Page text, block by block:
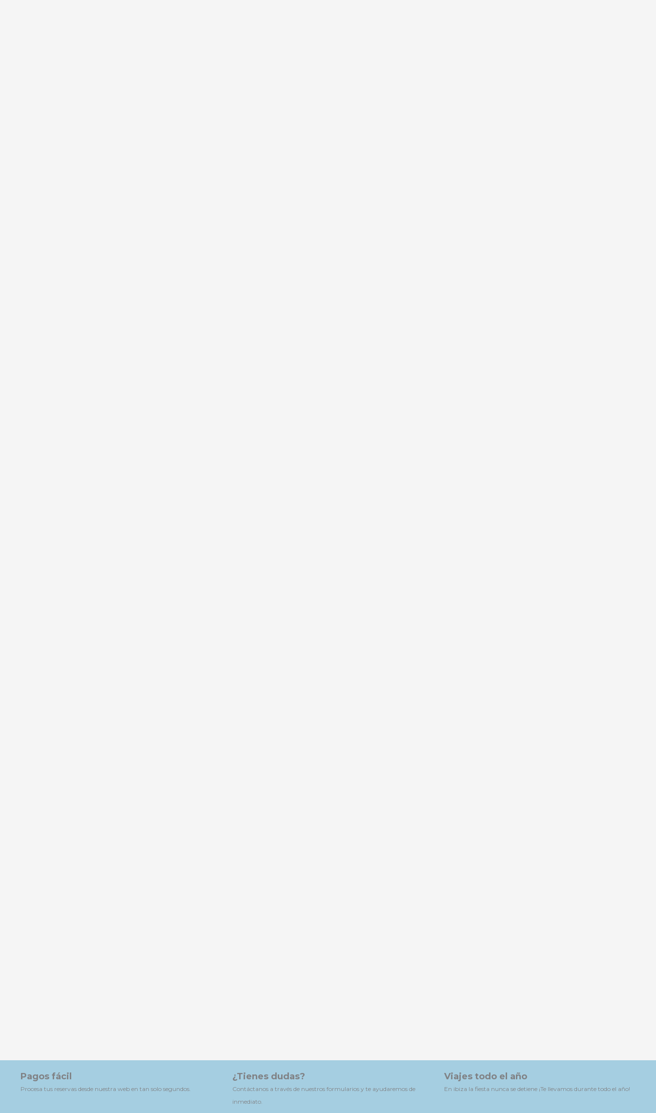
Pagos fácil
Procesa tus reservas desde nuestra web en tan solo segundos.
¿Tienes dudas?
Contáctanos a través de nuestros formularios y te ayudaremos de
inmediato.
Viajes todo el año
En ibiza la fiesta nunca se detiene ¡Te llevamos durante todo el año!